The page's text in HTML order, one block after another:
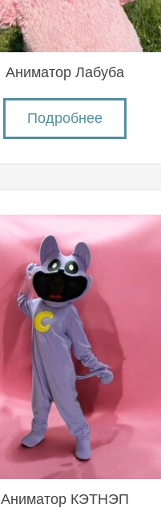
Аниматор Лабуба
Подробнее
Аниматор КЭТНЭП